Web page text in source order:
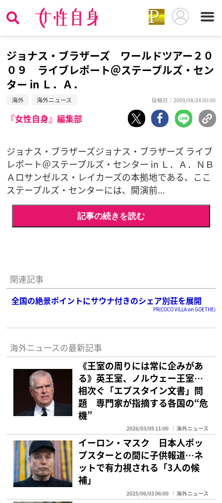
ジョナス・ブラザーズ ワールドツアー２０
０９ ライブレポート＠ステープルズ・セン
ター in Ｌ．Ａ．
海外 海外ニュース 投稿日：2009/08/24 00:00
『女性自身』編集部
ジョナス・ブラザーズジョナス・ブラザーズ ライブ
レポート＠ステープルズ・センター in Ｌ．Ａ．ＮＢ
Ａロサンゼルス・レイカーズの本拠地である、ここ
ステープルズ・センターには、開演前...
記事の続きを読む
関連記事
全国の絶景ポイントにサウナ付きのシェア別荘を展開
PR(COCO VILLA on GOETHE)
海外ニュースの最新記事
《王室の周りには常に企みがあ
る》英王室、ノルウェー王室…
相次ぐ「エプスタイン文書」問
題 専門家が指摘する各国の“危
機”
2026/03/05 11:00 海外ニュース
イーロン・マスク 日本人ポッ
プスターとの間に子供報道…ネ
ットで有力視される「3人の候
補」
2025/06/03 06:00 海外ニュース